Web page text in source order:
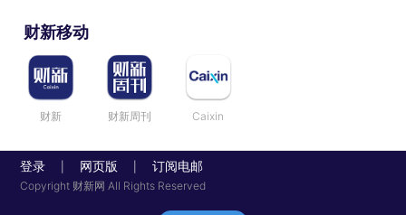
财新移动
财新 财新周刊 Caixin
登录 网页版 订阅电邮
Copyright 财新网 All Rights Reserved